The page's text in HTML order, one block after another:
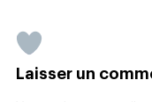
Laisser un